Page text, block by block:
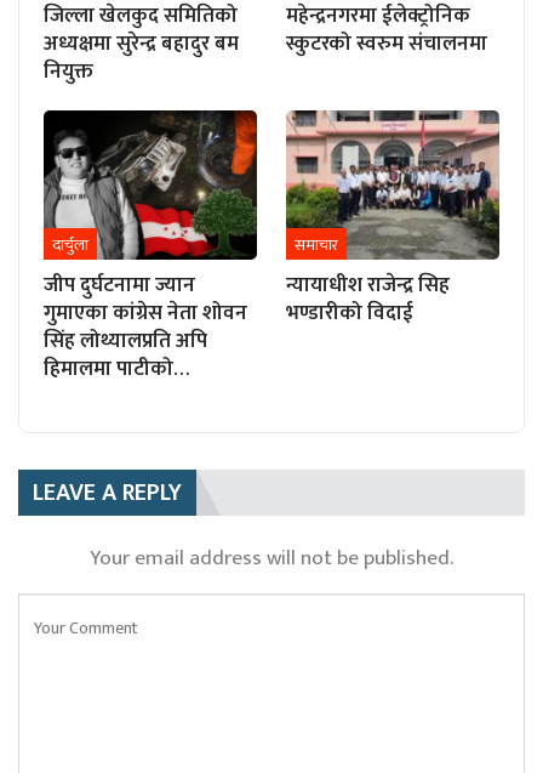
जिल्ला खेलकुद समितिको
अध्यक्षमा सुरेन्द्र बहादुर बम
नियुक्त
महेन्द्रनगरमा ईलेक्ट्रोनिक
स्कुटरको स्वरुम संचालनमा
दार्चुला
जीप दुर्घटनामा ज्यान
गुमाएका कांग्रेस नेता शोवन
सिंह लोथ्यालप्रति अपि
हिमालमा पाटीको…
समाचार
न्यायाधीश राजेन्द्र सिह
भण्डारीको विदाई
LEAVE A REPLY
Your email address will not be published.